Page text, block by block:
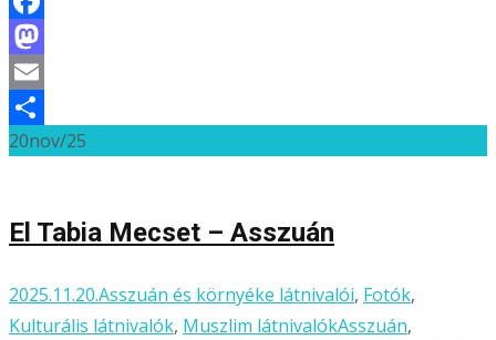
Facebook
Mastodon
Email
Ossza
20nov/25
El Tabia Mecset – Asszuán
2025.11.20.Asszuán és környéke látnivalói, Fotók,
Kulturális látnivalók, Muszlim látnivalókAsszuán,